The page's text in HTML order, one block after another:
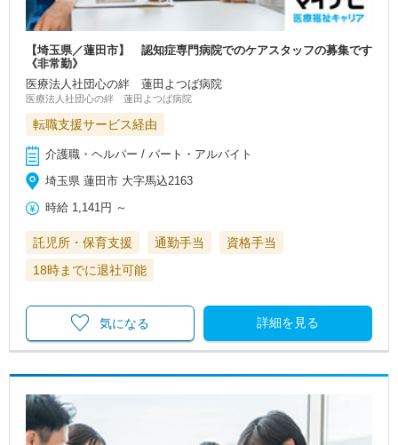
【埼玉県／蓮田市】 認知症専門病院でのケアスタッフの募集です
《非常勤》
医療法人社団心の絆 蓮田よつば病院
医療法人社団心の絆 蓮田よつば病院
転職支援サービス経由
介護職・ヘルパー / パート・アルバイト
埼玉県 蓮田市 大字馬込2163
時給 1,141円 ～
託児所・保育支援 通勤手当
資格手当
18時までに退社可能
詳細を見る
気になる